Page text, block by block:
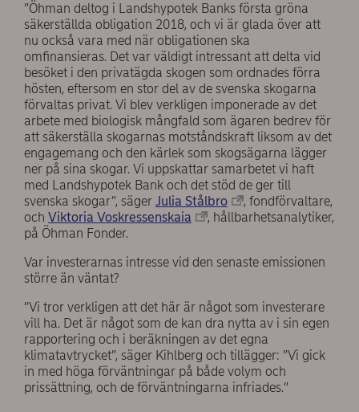
”Öhman deltog i Landshypotek Banks första gröna
säkerställda obligation 2018, och vi är glada över att
nu också vara med när obligationen ska
omfinansieras. Det var väldigt intressant att delta vid
besöket i den privatägda skogen som ordnades förra
hösten, eftersom en stor del av de svenska skogarna
förvaltas privat. Vi blev verkligen imponerade av det
arbete med biologisk mångfald som ägaren bedrev för
att säkerställa skogarnas motståndskraft liksom av det
engagemang och den kärlek som skogsägarna lägger
ner på sina skogar. Vi uppskattar samarbetet vi haft
med Landshypotek Bank och det stöd de ger till
svenska skogar”, säger Julia Stålbro
, fondförvaltare,
och Viktoria Voskressenskaia
, hållbarhetsanalytiker,
på Öhman Fonder.
Var investerarnas intresse vid den senaste emissionen
större än väntat?
”Vi tror verkligen att det här är något som investerare
vill ha. Det är något som de kan dra nytta av i sin egen
rapportering och i beräkningen av det egna
klimatavtrycket”, säger Kihlberg och tillägger: ”Vi gick
in med höga förväntningar på både volym och
prissättning, och de förväntningarna infriades.”